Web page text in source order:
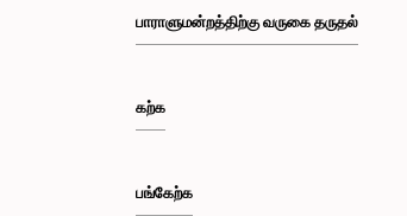
பாராளுமன்றத்திற்கு வருகை தருதல்
கற்க
பங்கேற்க